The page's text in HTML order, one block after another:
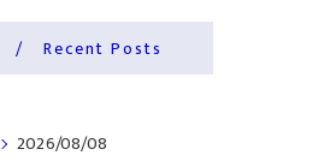
Recent Posts
2026/08/08